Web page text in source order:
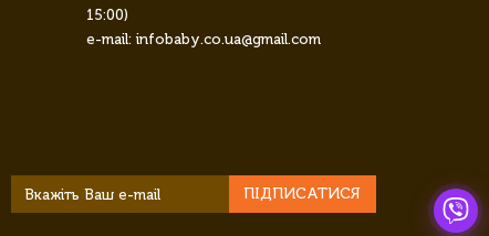
15:00)
e-mail: infobaby.co.ua@gmail.com
ПІДПИСАТИСЯ